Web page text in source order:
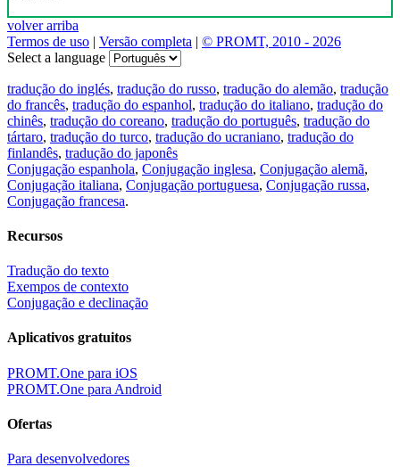
volver arriba
Termos de uso | Versão completa | © PROMT, 2010 - 2026
Select a language
tradução do inglés, tradução do russo, tradução do alemão, tradução
do francês, tradução do espanhol, tradução do italiano, tradução do
chinês, tradução do coreano, tradução do português, tradução do
tártaro, tradução do turco, tradução do ucraniano, tradução do
finlandês, tradução do japonês
Conjugação espanhola, Conjugação inglesa, Conjugação alemã,
Conjugação italiana, Conjugação portuguesa, Conjugação russa,
Conjugação francesa.
Recursos
Tradução do texto
Exempos de contexto
Conjugação e declinação
Aplicativos gratuitos
PROMT.One para iOS
PROMT.One para Android
Ofertas
Para desenvolvedores